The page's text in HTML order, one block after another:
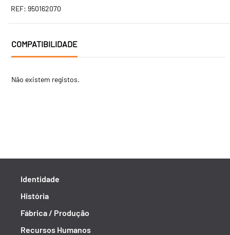
REF: 950162070
COMPATIBILIDADE
Não existem registos.
Identidade
História
Fábrica / Produção
Recursos Humanos